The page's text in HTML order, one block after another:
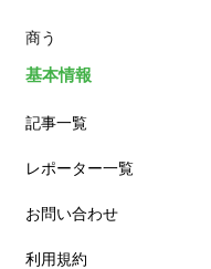
商う
基本情報
記事一覧
レポーター一覧
お問い合わせ
利用規約